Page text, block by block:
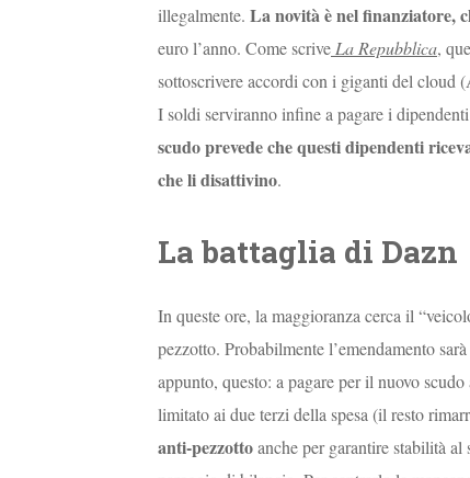
illegalmente. La novità è nel finanziatore,
euro l’anno. Come scrive La Repubblica,
sottoscrivere accordi con i giganti del cloud
I soldi serviranno infine a pagare i
scudo prevede che questi dipendenti
che li disattivino.
La battaglia di Dazn
In queste ore, la maggioranza cerca il
pezzotto. Probabilmente l’emendamento
appunto, questo: a pagare per il nuovo
limitato ai due terzi della spesa (il resto
anti-pezzottoanche per garantire stabilità